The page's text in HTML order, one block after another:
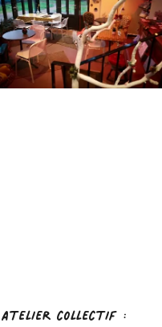
Atelier collectif :